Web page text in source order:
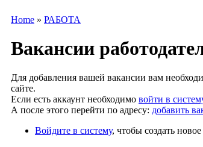
Home » РАБОТА
Вакансии
Для добавления вашей вакансии вам
сайте.
Если есть аккаунт необходимо войти в
А после этого перейти по адресу: добавить
Войдите в систему, чтобы создать